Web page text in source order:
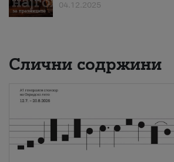
04.12.2025
Слични содржини